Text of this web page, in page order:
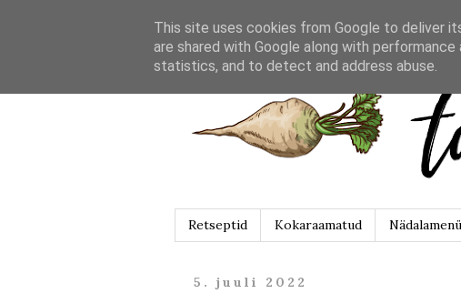
Retseptid Kokaraamatud
5. juuli 2022
This site uses cookies from Google to deliver
are shared with Google along with
statistics, and to detect and address abuse.